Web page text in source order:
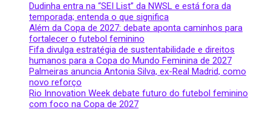
Dudinha entra na “SEI List” da NWSL e está fora da
temporada; entenda o que significa
Além da Copa de 2027: debate aponta caminhos para
fortalecer o futebol feminino
Fifa divulga estratégia de sustentabilidade e direitos
humanos para a Copa do Mundo Feminina de 2027
Palmeiras anuncia Antonia Silva, ex-Real Madrid, como
novo reforço
Rio Innovation Week debate futuro do futebol feminino
com foco na Copa de 2027